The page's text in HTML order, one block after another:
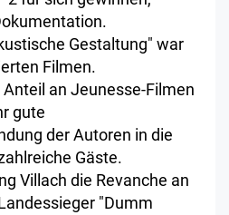
Gestaltung" war
Filmen.
an Jeunesse-Filmen
gute
der Autoren in die
Gäste.
Villach die Revanche an
"Dumm